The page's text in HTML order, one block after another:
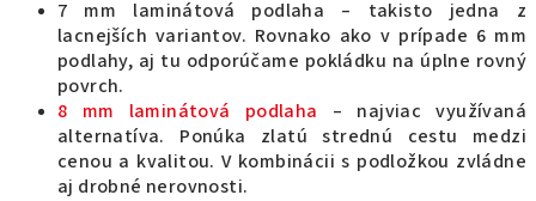
7 mm laminátová podlaha – takisto jedna z
lacnejších variantov. Rovnako ako v prípade 6 mm
podlahy, aj tu odporúčame pokládku na úplne rovný
povrch.
8 mm laminátová podlaha – najviac využívaná
alternatíva. Ponúka zlatú strednú cestu medzi
cenou a kvalitou. V kombinácii s podložkou zvládne
aj drobné nerovnosti.